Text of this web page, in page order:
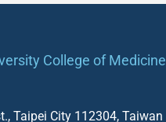
College of Medicine
Taipei City 112304, Taiwan